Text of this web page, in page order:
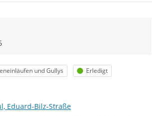
Zur Äußerung
und Gullys Status
Erledigt
Eduard-Bilz-Straße